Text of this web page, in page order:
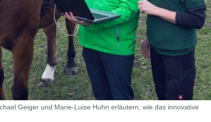
Geiger und Marie-Luise Huhn erläutern, wie das innovative